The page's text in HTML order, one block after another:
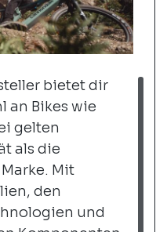
bietet dir
an Bikes wie
gelten
als die
Mit
den
und